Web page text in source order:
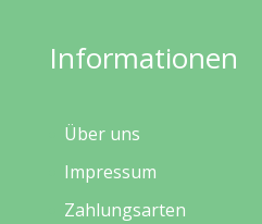
Informationen
Über uns
Impressum
Zahlungsarten